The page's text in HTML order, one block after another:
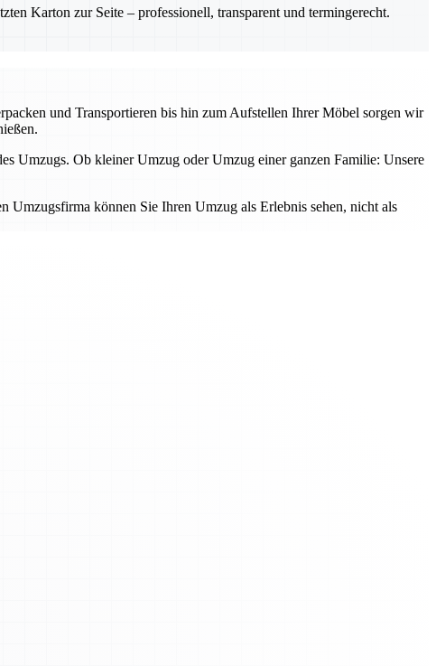
Karton zur Seite – professionell, transparent und termingerecht.
und Transportieren bis hin zum Aufstellen Ihrer Möbel sorgen wir
Umzugs. Ob kleiner Umzug oder Umzug einer ganzen Familie: Unsere
Umzugsfirma können Sie Ihren Umzug als Erlebnis sehen, nicht als